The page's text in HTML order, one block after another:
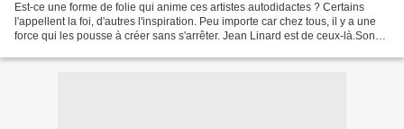
Est-ce une forme de folie qui anime ces artistes autodidactes ? Certains
l'appellent la foi, d'autres l'inspiration. Peu importe car chez tous, il y a une
force qui les pousse à créer sans s'arrêter. Jean Linard est de ceux-là.Son